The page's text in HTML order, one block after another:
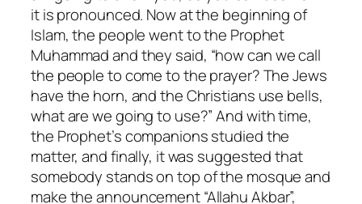
it is pronounced. Now at the beginning of
Islam, the people went to the Prophet
Muhammad and they said, “how can we call
the people to come to the prayer? The Jews
have the horn, and the Christians use bells,
what are we going to use?” And with time,
the Prophet’s companions studied the
matter, and finally, it was suggested that
somebody stands on top of the mosque and
make the announcement “Allahu Akbar”,